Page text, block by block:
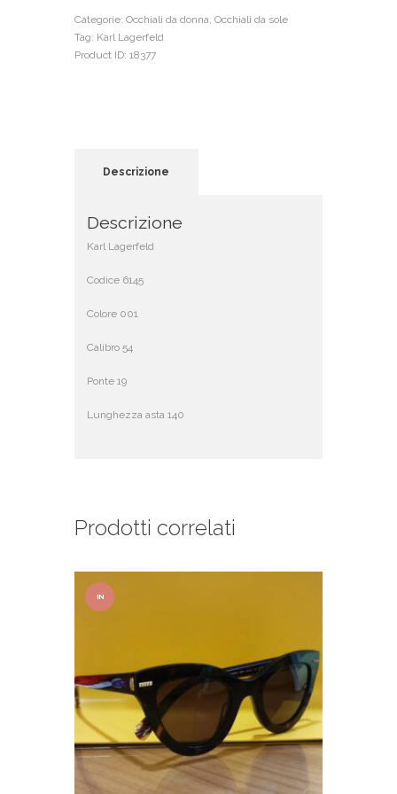
Categorie: Occhiali da donna Occhiali da sole
Tag: Karl Lagerfeld
Product ID: 18377
Descrizione
Descrizione
Karl Lagerfeld
Codice 6145
Colore 001
Calibro 54
Ponte 19
Lunghezza asta 140
Prodotti correlati
IN